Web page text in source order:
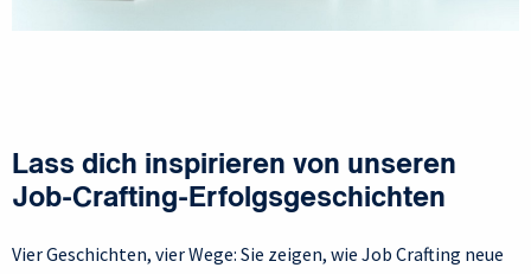
Lass dich inspirieren von unseren
Job-Crafting-Erfolgsgeschichten
Vier Geschichten, vier Wege: Sie zeigen, wie Job Crafting neue